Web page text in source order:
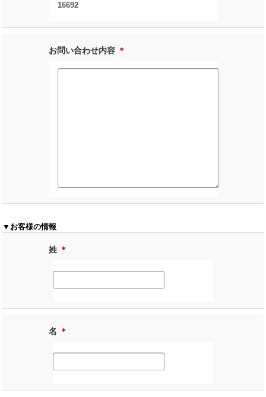
16692
お問い合わせ内容 ＊
▼お客様の情報
姓 ＊
名 ＊